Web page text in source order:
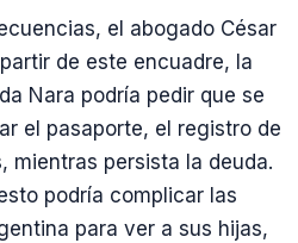
el abogado César
de este encuadre, la
Nara podría pedir que se
el pasaporte, el registro de
mientras persista la deuda.
podría complicar las
para ver a sus hijas,